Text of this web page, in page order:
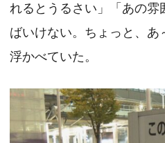
れるとうるさい」「あの
ばいけない。ちょっと、
浮かべていた。